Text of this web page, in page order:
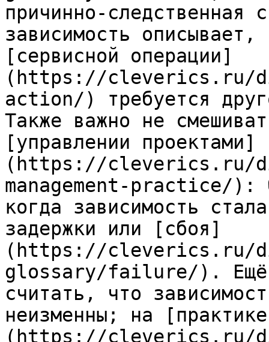
причинно-
зависимость
[сервисной операции]
(https://cleverics.ru/
action/) требуется
Также важно не
[управлении проектами]
(https://cleverics.ru/
management-practice/):
когда зависимость
задержки или [сбоя]
(https://cleverics.ru/
glossary/failure/). Ещё
считать, что
неизменны; на
(https://cleverics.ru/